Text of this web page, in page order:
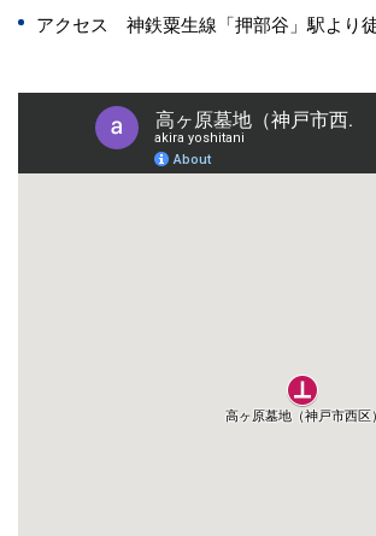
アクセス 神鉄粟生線「押部谷」駅より